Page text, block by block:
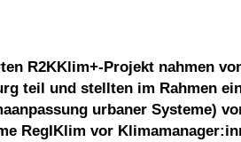
R2KKlim+-Projekt nahmen
teil und stellten im Rahmen
urbaner Systeme)
RegIKlim vor